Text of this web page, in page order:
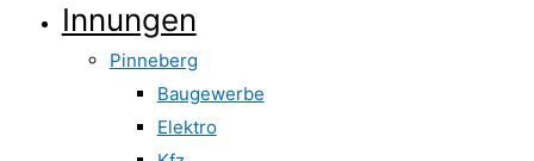
Innungen
Pinneberg
Baugewerbe
Elektro